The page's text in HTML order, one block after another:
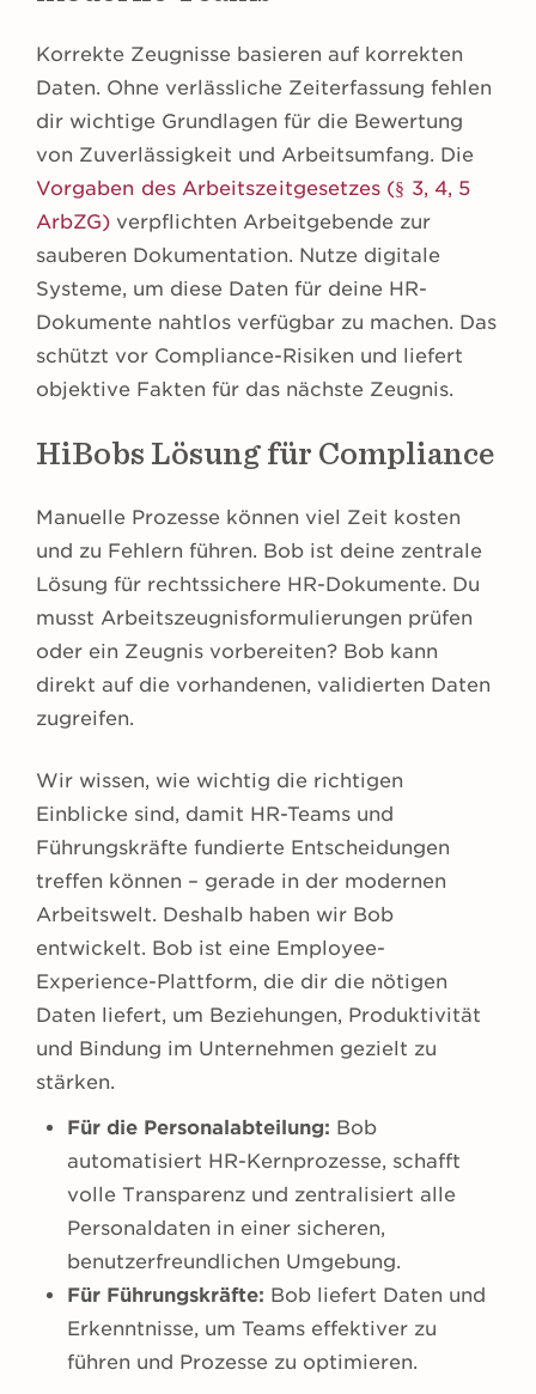
Korrekte Zeugnisse basieren auf korrekten
Daten. Ohne verlässliche Zeiterfassung fehlen
dir wichtige Grundlagen für die Bewertung
von Zuverlässigkeit und Arbeitsumfang. Die
Vorgaben des Arbeitszeitgesetzes (§ 3, 4, 5
ArbZG) verpflichten Arbeitgebende zur
sauberen Dokumentation. Nutze digitale
Systeme, um diese Daten für deine HR-
Dokumente nahtlos verfügbar zu machen. Das
schützt vor Compliance-Risiken und liefert
objektive Fakten für das nächste Zeugnis.
HiBobs Lösung für Compliance
Manuelle Prozesse können viel Zeit kosten
und zu Fehlern führen. Bob ist deine zentrale
Lösung für rechtssichere HR-Dokumente. Du
musst Arbeitszeugnisformulierungen prüfen
oder ein Zeugnis vorbereiten? Bob kann
direkt auf die vorhandenen, validierten Daten
zugreifen.
Wir wissen, wie wichtig die richtigen
Einblicke sind, damit HR-Teams und
Führungskräfte fundierte Entscheidungen
treffen können – gerade in der modernen
Arbeitswelt. Deshalb haben wir Bob
entwickelt. Bob ist eine Employee-
Experience-Plattform, die dir die nötigen
Daten liefert, um Beziehungen, Produktivität
und Bindung im Unternehmen gezielt zu
stärken.
Für die Personalabteilung: Bob
automatisiert HR-Kernprozesse, schafft
volle Transparenz und zentralisiert alle
Personaldaten in einer sicheren,
benutzerfreundlichen Umgebung.
Für Führungskräfte: Bob liefert Daten und
Erkenntnisse, um Teams effektiver zu
führen und Prozesse zu optimieren.